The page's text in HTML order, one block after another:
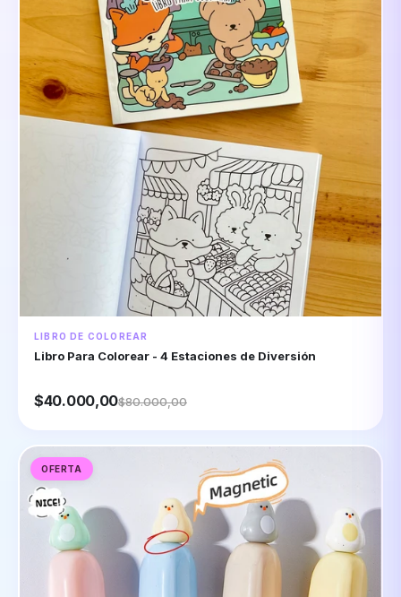
LIBRO DE COLOREAR
Libro Para Colorear - 4 Estaciones de Diversión
$40.000,00$80.000,00
OFERTA